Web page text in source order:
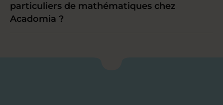
particuliers de mathématiques chez
Acadomia ?